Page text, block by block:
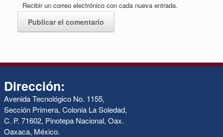
Recibir un correo electrónico con cada nueva entrada.
Dirección:
Avenida Tecnológico No. 1155,
Sección Primera, Colonia La Soledad,
C. P. 71602, Pinotepa Nacional, Oax.
Oaxaca, México.